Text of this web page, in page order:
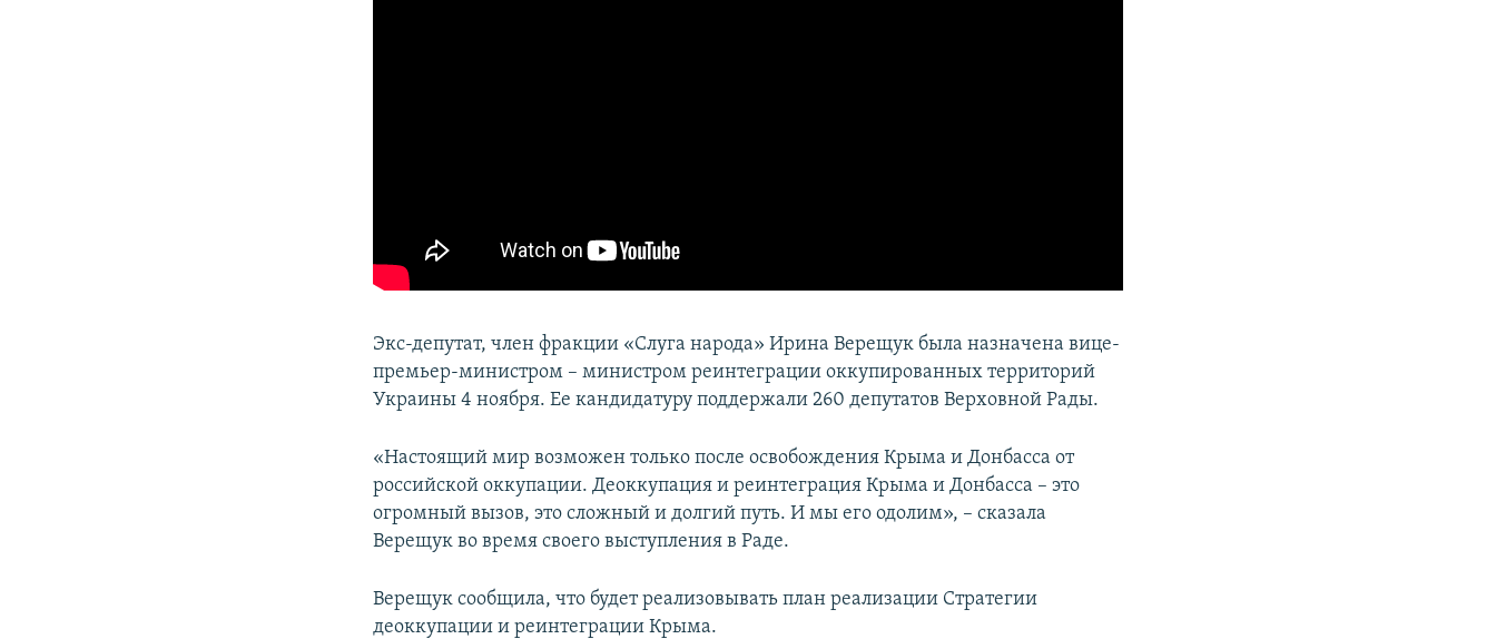
Экс-депутат, член фракции «Слуга народа» Ирина Верещук была назначена вице-
премьер-министром – министром реинтеграции оккупированных территорий
Украины 4 ноября. Ее кандидатуру поддержали 260 депутатов Верховной Рады.
«Настоящий мир возможен только после освобождения Крыма и Донбасса от
российской оккупации. Деоккупация и реинтеграция Крыма и Донбасса – это
огромный вызов, это сложный и долгий путь. И мы его одолим», – сказала
Верещук во время своего выступления в Раде.
Верещук сообщила, что будет реализовывать план реализации Стратегии
деоккупации и реинтеграции Крыма.